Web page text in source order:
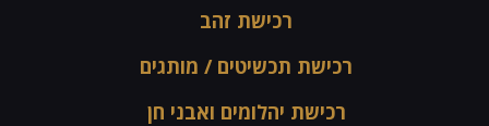
רכישת זהב
רכישת תכשיטים / מותגים
רכישת יהלומים ואבני חן